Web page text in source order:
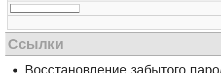
Ссылки
Восстановление забытого